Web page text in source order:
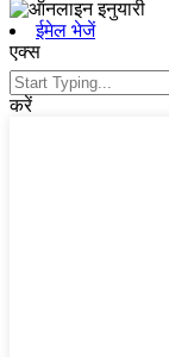
ईमेल भेजें
एक्स
करें